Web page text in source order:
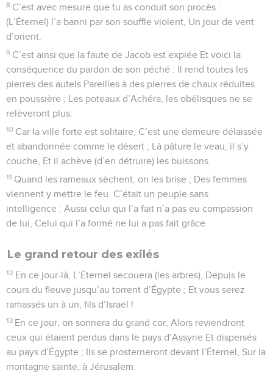
8 C’est avec mesure que tu as conduit son procès :
(L’Éternel) l’a banni par son souffle violent, Un jour de vent
d’orient.
9 C’est ainsi que la faute de Jacob est expiée Et voici la
conséquence du pardon de son péché : Il rend toutes les
pierres des autels Pareilles à des pierres de chaux réduites
en poussière ; Les poteaux d’Achéra, les obélisques ne se
relèveront plus.
10 Car la ville forte est solitaire, C’est une demeure délaissée
et abandonnée comme le désert ; Là pâture le veau, il s’y
couche, Et il achève (d’en détruire) les buissons.
11 Quand les rameaux sèchent, on les brise ; Des femmes
viennent y mettre le feu. C’était un peuple sans
intelligence : Aussi celui qui l’a fait n’a pas eu compassion
de lui, Celui qui l’a formé ne lui a pas fait grâce.
Le grand retour des exilés
12 En ce jour-là, L’Éternel secouera (les arbres), Depuis le
cours du fleuve jusqu’au torrent d’Égypte ; Et vous serez
ramassés un à un, fils d’Israël !
13 En ce jour, on sonnera du grand cor, Alors reviendront
ceux qui étaient perdus dans le pays d’Assyrie Et dispersés
au pays d’Égypte ; Ils se prosterneront devant l’Éternel, Sur la
montagne sainte, à Jérusalem.